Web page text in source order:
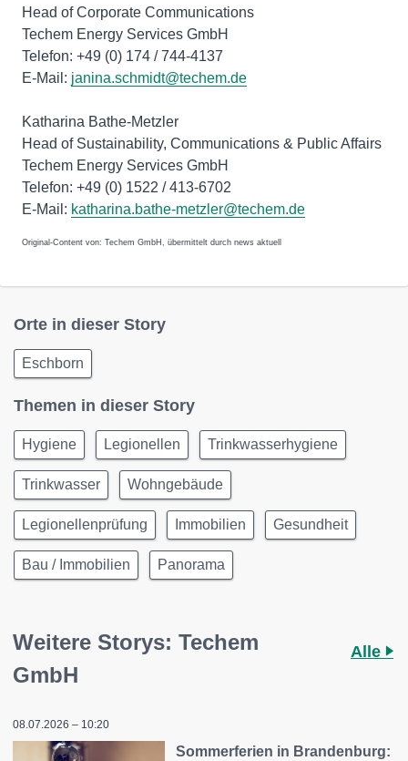
Head of Corporate Communications
Techem Energy Services GmbH
Telefon: +49 (0) 174 / 744-4137
E-Mail: janina.schmidt@techem.de
Katharina Bathe-Metzler
Head of Sustainability, Communications & Public Affairs
Techem Energy Services GmbH
Telefon: +49 (0) 1522 / 413-6702
E-Mail: katharina.bathe-metzler@techem.de
Original-Content von: Techem GmbH, übermittelt durch news aktuell
Orte in dieser Story
Eschborn
Themen in dieser Story
Hygiene Legionellen Trinkwasserhygiene
Trinkwasser Wohngebäude
Legionellenprüfung Immobilien Gesundheit
Bau / Immobilien Panorama
Weitere Storys: Techem
GmbH
Alle
08.07.2026 – 10:20
Sommerferien in Brandenburg: